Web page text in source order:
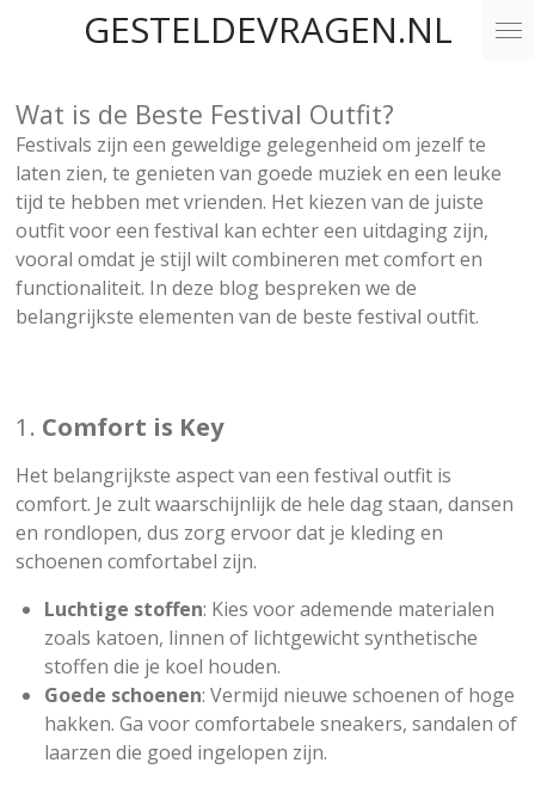
de
hoofdinhoud
GESTELDEVRAGEN.NL
Wat is de Beste Festival Outfit?
Festivals zijn een geweldige gelegenheid om jezelf te
laten zien, te genieten van goede muziek en een leuke
tijd te hebben met vrienden. Het kiezen van de juiste
outfit voor een festival kan echter een uitdaging zijn,
vooral omdat je stijl wilt combineren met comfort en
functionaliteit. In deze blog bespreken we de
belangrijkste elementen van de beste festival outfit.
1. Comfort is Key
Het belangrijkste aspect van een festival outfit is
comfort. Je zult waarschijnlijk de hele dag staan, dansen
en rondlopen, dus zorg ervoor dat je kleding en
schoenen comfortabel zijn.
Luchtige stoffen: Kies voor ademende materialen
zoals katoen, linnen of lichtgewicht synthetische
stoffen die je koel houden.
Goede schoenen: Vermijd nieuwe schoenen of hoge
hakken. Ga voor comfortabele sneakers, sandalen of
laarzen die goed ingelopen zijn.